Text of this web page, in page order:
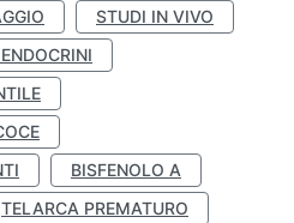
STUDI IN VIVO
BISFENOLO A
TELARCA PREMATURO